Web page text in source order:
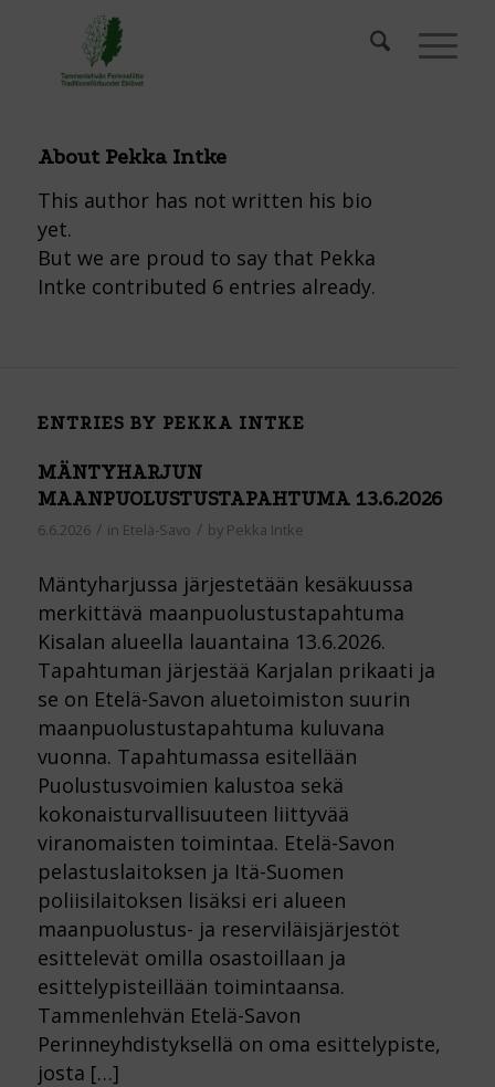
About Pekka Intke
This author has not written his bio
yet.
But we are proud to say that Pekka
Intke contributed 6 entries already.
ENTRIES BY PEKKA INTKE
MÄNTYHARJUN
MAANPUOLUSTUSTAPAHTUMA 13.6.2026
6.6.2026 / in Etelä-Savo / by Pekka Intke
Mäntyharjussa järjestetään kesäkuussa
merkittävä maanpuolustustapahtuma
Kisalan alueella lauantaina 13.6.2026.
Tapahtuman järjestää Karjalan prikaati ja
se on Etelä-Savon aluetoimiston suurin
maanpuolustustapahtuma kuluvana
vuonna. Tapahtumassa esitellään
Puolustusvoimien kalustoa sekä
kokonaisturvallisuuteen liittyvää
viranomaisten toimintaa. Etelä-Savon
pelastuslaitoksen ja Itä-Suomen
poliisilaitoksen lisäksi eri alueen
maanpuolustus- ja reserviläisjärjestöt
esittelevät omilla osastoillaan ja
esittelypisteillään toimintaansa.
Tammenlehvän Etelä-Savon
Perinneyhdistyksellä on oma esittelypiste,
josta […]